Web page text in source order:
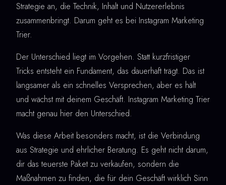
Strategie an, die Technik, Inhalt und Nutzererlebnis
zusammenbringt. Darum geht es bei Instagram Marketing
Trier.
Der Unterschied liegt im Vorgehen. Statt kurzfristiger
Tricks entsteht ein Fundament, das dauerhaft trägt. Das ist
langsamer als ein schnelles Versprechen, aber es hält
und wächst mit deinem Geschäft. Instagram Marketing Trier
macht genau hier den Unterschied.
Was diese Arbeit besonders macht, ist die Verbindung
aus Strategie und ehrlicher Beratung. Es geht nicht darum,
dir das teuerste Paket zu verkaufen, sondern die
Maßnahmen zu finden, die für dein Geschäft wirklich Sinn